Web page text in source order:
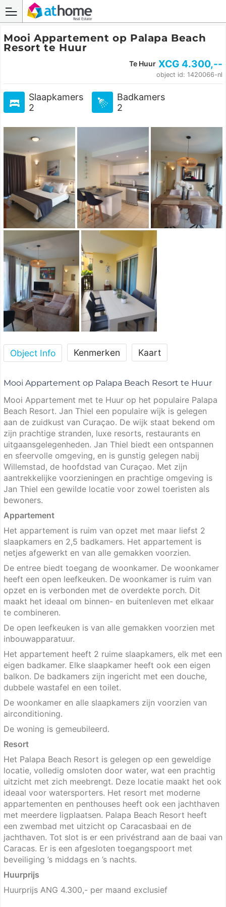
Mooi Appartement op Palapa Beach
Resort te Huur
Te Huur XCG 4.300,--
object id: 1420066-nl
Slaapkamers
2
Badkamers
2
Object Info Kenmerken Kaart
Mooi Appartement op Palapa Beach Resort te Huur
Mooi Appartement met te Huur op het populaire Palapa
Beach Resort. Jan Thiel een populaire wijk is gelegen
aan de zuidkust van Curaçao. De wijk staat bekend om
zijn prachtige stranden, luxe resorts, restaurants en
uitgaansgelegenheden. Jan Thiel biedt een ontspannen
en sfeervolle omgeving, en is gunstig gelegen nabij
Willemstad, de hoofdstad van Curaçao. Met zijn
aantrekkelijke voorzieningen en prachtige omgeving is
Jan Thiel een gewilde locatie voor zowel toeristen als
bewoners.
Appartement
Het appartement is ruim van opzet met maar liefst 2
slaapkamers en 2,5 badkamers. Het appartement is
netjes afgewerkt en van alle gemakken voorzien.
De entree biedt toegang de woonkamer. De woonkamer
heeft een open leefkeuken. De woonkamer is ruim van
opzet en is verbonden met de overdekte porch. Dit
maakt het ideaal om binnen- en buitenleven met elkaar
te combineren.
De open leefkeuken is van alle gemakken voorzien met
inbouwapparatuur.
Het appartement heeft 2 ruime slaapkamers, elk met een
eigen badkamer. Elke slaapkamer heeft ook een eigen
balkon. De badkamers zijn ingericht met een douche,
dubbele wastafel en een toilet.
De woonkamer en alle slaapkamers zijn voorzien van
airconditioning.
De woning is gemeubileerd.
Resort
Het Palapa Beach Resort is gelegen op een geweldige
locatie, volledig omsloten door water, wat een prachtig
uitzicht met zich meebrengt. Deze locatie maakt het ook
ideaal voor watersporters. Het resort met moderne
appartementen en penthouses heeft ook een jachthaven
met meerdere ligplaatsen. Palapa Beach Resort heeft
een zwembad met uitzicht op Caracasbaai en de
jachthaven. Tot slot is er een privéstrand aan de baai van
Caracas. Er is een afgesloten toegangspoort met
beveiliging ’s middags en ’s nachts.
Huurprijs
Huurprijs ANG 4.300,- per maand exclusief